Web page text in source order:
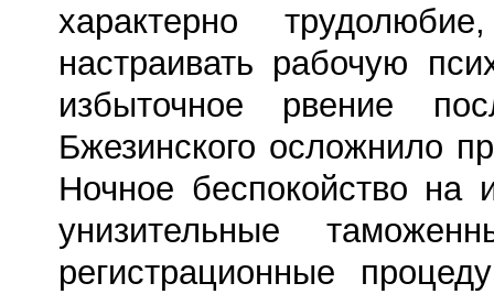
характерно
настраивать рабочую
избыточное рвение
Бжезинского осложнило
Ночное беспокойство на
унизительные
регистрационные